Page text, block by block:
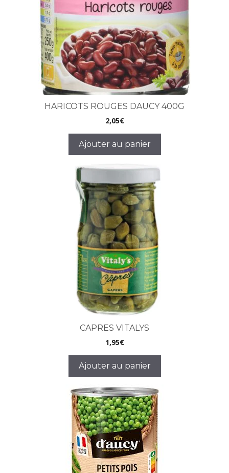
HARICOTS ROUGES DAUCY 400G
2,05€
Ajouter au panier
CAPRES VITALYS
1,95€
Ajouter au panier